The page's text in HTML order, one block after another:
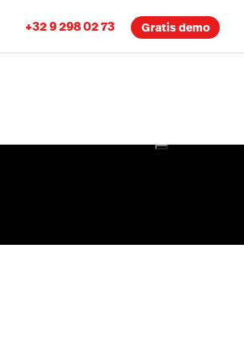
+32 9 298 02 73 Gratis demo